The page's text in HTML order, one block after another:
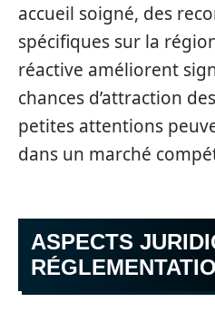
accueil soigné, des
spécifiques sur la
réactive améliorent
chances d’attraction
petites attentions
dans un marché
ASPECTS